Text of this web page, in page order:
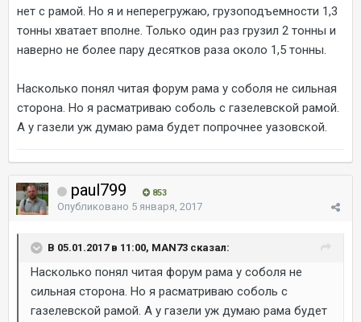
нет с рамой. Но я и неперегружаю, грузоподъемности 1,3
тонны хватает вполне. Только один раз грузил 2 тонны и
наверно не более пару десятков раза около 1,5 тонны.
Насколько понял читая форум рама у соболя не сильная
сторона. Но я расматриваю соболь с газелевской рамой.
А у газели уж думаю рама будет попрочнее уазовской.
paul799 853
Опубликовано 5 января, 2017
В 05.01.2017 в 11:00, MAN73 сказал:
Насколько понял читая форум рама у соболя не
сильная сторона. Но я расматриваю соболь с
газелевской рамой. А у газели уж думаю рама будет